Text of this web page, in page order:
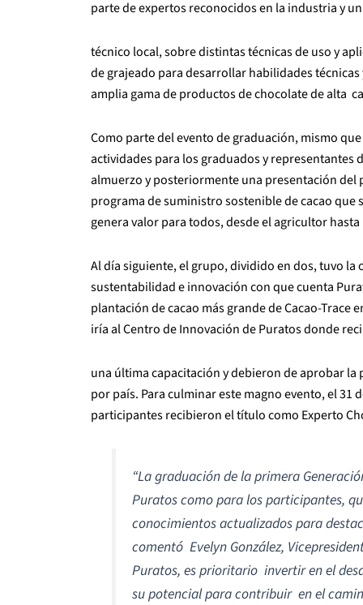
parte de expertos reconocidos en la industria y
técnico local, sobre distintas técnicas de uso y
de grajeado para desarrollar habilidades
amplia gama de productos de chocolate de alta
Como parte del evento de graduación, mismo
actividades para los graduados y representantes
almuerzo y posteriormente una presentación
programa de suministro sostenible de cacao
genera valor para todos, desde el agricultor
Al día siguiente, el grupo, dividido en dos, tuvo
sustentabilidad e innovación con que cuenta
plantación de cacao más grande de Cacao-
iría al Centro de Innovación de Puratos donde
una última capacitación y debieron de aprobar
por país. Para culminar este magno evento, el
participantes recibieron el título como Experto
“La graduación de la primera
Puratos como para los participantes,
conocimientos actualizados para
comentó Evelyn González,
Puratos, es prioritario invertir en el
su potencial para contribuir en el